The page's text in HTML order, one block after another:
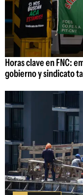
Horas clave en FNC:
gobierno y sindicato